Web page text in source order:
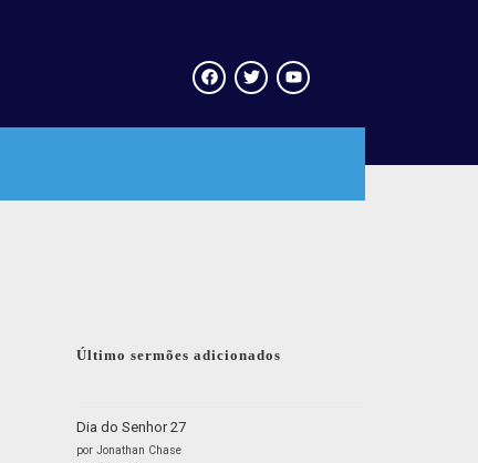
Último sermões adicionados
Dia do Senhor 27
por Jonathan Chase